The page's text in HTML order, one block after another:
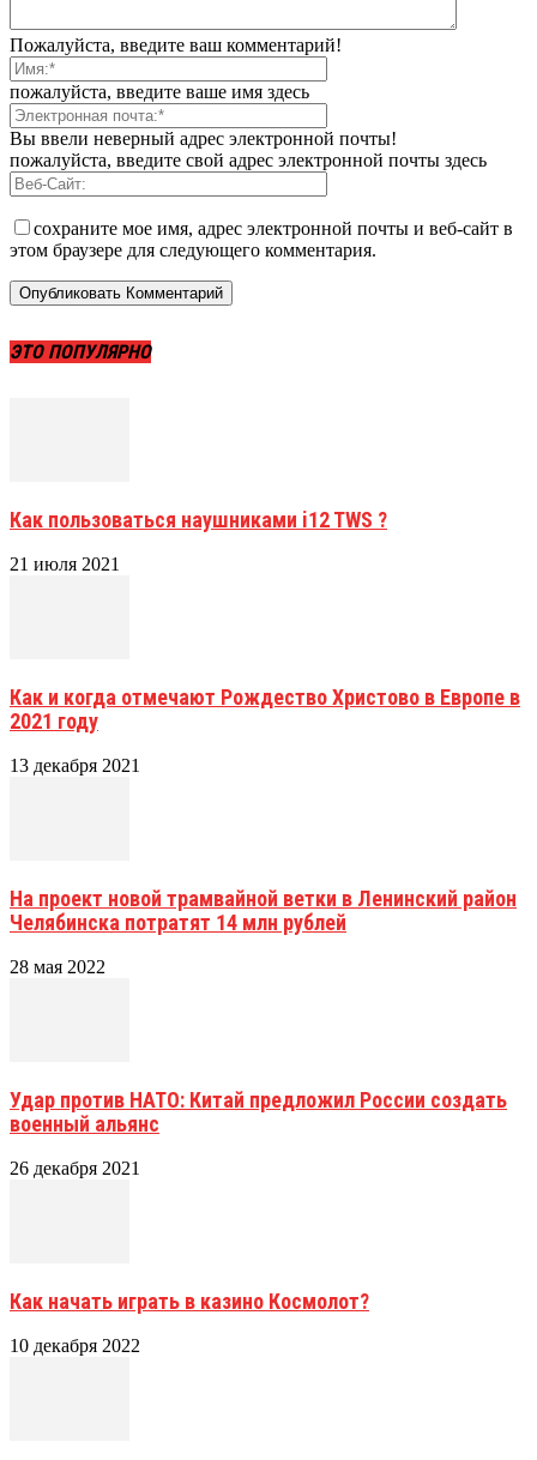
Пожалуйста, введите ваш комментарий!
пожалуйста, введите ваше имя здесь
Вы ввели неверный адрес электронной почты!
пожалуйста, введите свой адрес электронной почты здесь
сохраните мое имя, адрес электронной почты и веб-сайт в
этом браузере для следующего комментария.
ЭТО ПОПУЛЯРНО
Как пользоваться наушниками i12 TWS ?
21 июля 2021
Как и когда отмечают Рождество Христово в Европе в
2021 году
13 декабря 2021
На проект новой трамвайной ветки в Ленинский район
Челябинска потратят 14 млн рублей
28 мая 2022
Удар против НАТО: Китай предложил России создать
военный альянс
26 декабря 2021
Как начать играть в казино Космолот?
10 декабря 2022